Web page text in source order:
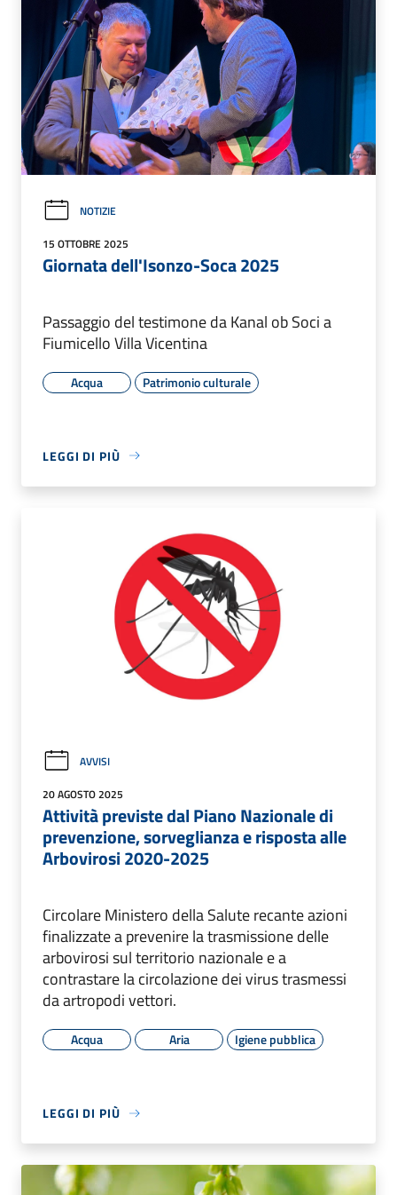
NOTIZIE
15 OTTOBRE 2025
Giornata dell'Isonzo-Soca 2025
Passaggio del testimone da Kanal ob Soci a
Fiumicello Villa Vicentina
Acqua Patrimonio culturale
LEGGI DI PIÙ
AVVISI
20 AGOSTO 2025
Attività previste dal Piano Nazionale di
prevenzione, sorveglianza e risposta alle
Arbovirosi 2020-2025
Circolare Ministero della Salute recante azioni
finalizzate a prevenire la trasmissione delle
arbovirosi sul territorio nazionale e a
contrastare la circolazione dei virus trasmessi
da artropodi vettori.
Acqua Aria Igiene pubblica
LEGGI DI PIÙ